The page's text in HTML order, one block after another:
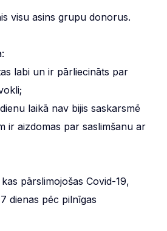
visu asins grupu donorus.
un ir pārliecināts par
laikā nav bijis saskarsmē
ir aizdomas par saslimšanu ar
pārslimojošas Covid-19,
dienas pēc pilnīgas